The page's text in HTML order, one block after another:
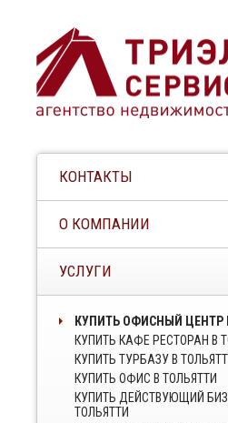
КОНТАКТЫ
О КОМПАНИИ
УСЛУГИ
КУПИТЬ ОФИСНЫЙ ЦЕНТР
КУПИТЬ КАФЕ РЕСТОРАН В
КУПИТЬ ТУРБАЗУ В
КУПИТЬ ОФИС В ТОЛЬЯТТИ
КУПИТЬ ДЕЙСТВУЮЩИЙ
ТОЛЬЯТТИ